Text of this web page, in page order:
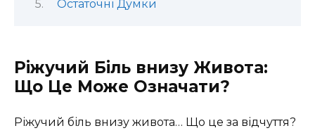
Остаточні Думки
Ріжучий Біль внизу Живота:
Що Це Може Означати?
Ріжучий біль внизу живота… Що це за відчуття?